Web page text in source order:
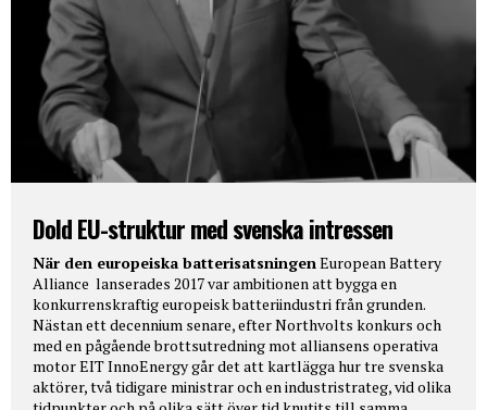
Dold EU-struktur med svenska intressen
När den europeiska batterisatsningenEuropean Battery
Alliance lanserades 2017 var ambitionen att bygga en
konkurrenskraftig europeisk batteriindustri från grunden.
Nästan ett decennium senare, efter Northvolts konkurs och
med en pågående brottsutredning mot alliansens operativa
motor EIT InnoEnergy går det att kartlägga hur tre svenska
aktörer, två tidigare ministrar och en industristrateg, vid olika